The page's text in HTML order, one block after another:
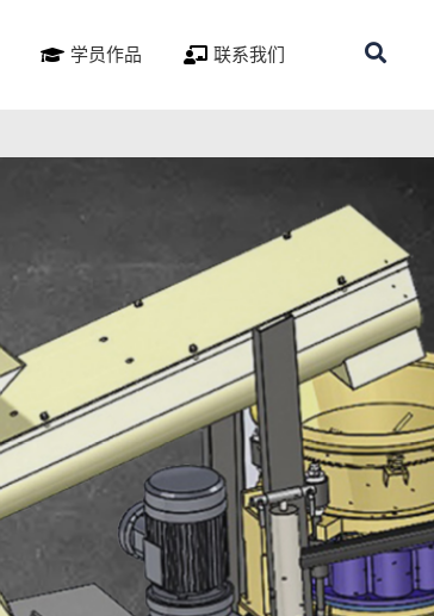
学员作品 联系我们